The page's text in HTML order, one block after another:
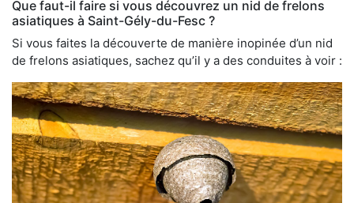
Que faut-il faire si vous découvrez un nid de frelons
asiatiques à Saint-Gély-du-Fesc ?
Si vous faites la découverte de manière inopinée d’un nid
de frelons asiatiques, sachez qu’il y a des conduites à voir :